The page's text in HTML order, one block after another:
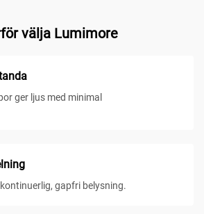
välja Lumimore
ger ljus med minimal
gapfri belysning.